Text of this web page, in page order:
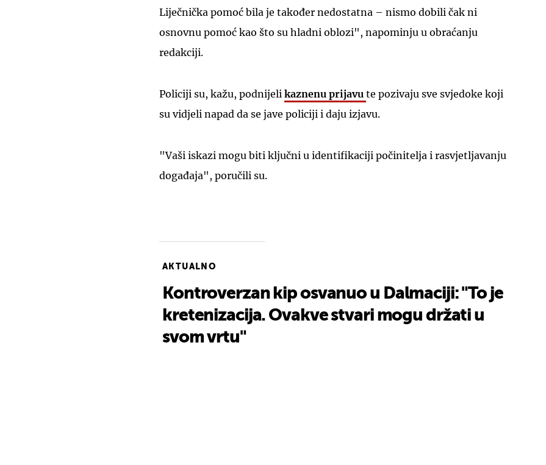
Liječnička pomoć bila je također nedostatna – nismo dobili čak ni
osnovnu pomoć kao što su hladni oblozi", napominju u obraćanju
redakciji.
Policiji su, kažu, podnijeli kaznenu prijavu te pozivaju sve svjedoke koji
su vidjeli napad da se jave policiji i daju izjavu.
"Vaši iskazi mogu biti ključni u identifikaciji počinitelja i rasvjetljavanju
događaja", poručili su.
AKTUALNO
Kontroverzan kip osvanuo u Dalmaciji: "To je
kretenizacija. Ovakve stvari mogu držati u
svom vrtu"